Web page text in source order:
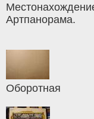
Артпанорама.
Оборотная